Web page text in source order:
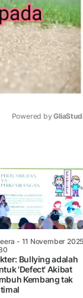
Powered by
- 11 November 2025,
Bullying adalah
'Defect' Akibat
Kembang tak